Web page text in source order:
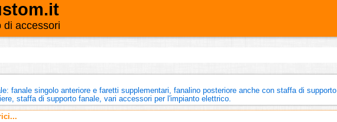
di accessori
fanale singolo anteriore e faretti supplementari, fanalino posteriore anche con staffa di supporto
staffa di supporto fanale, vari accessori per l'impianto elettrico.